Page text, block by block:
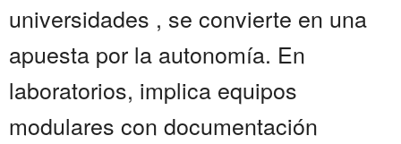
universidades , se convierte en una
apuesta por la autonomía. En
laboratorios, implica equipos
modulares con documentación